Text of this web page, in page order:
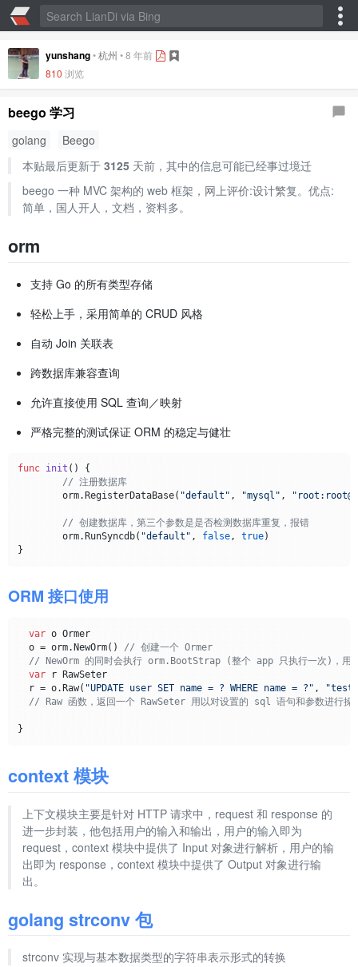
yunshang•杭州 •8 年前
810 浏览
beego 学习
golang
Beego
本贴最后更新于 3125天前，其中的信息可能已经事过境迁
beego 一种 MVC 架构的 web 框架，网上评价:设计繁复。优点:
简单，国人开人，文档，资料多。
orm
支持 Go 的所有类型存储
轻松上手，采用简单的 CRUD 风格
自动 Join 关联表
跨数据库兼容查询
允许直接使用 SQL 查询／映射
严格完整的测试保证 ORM 的稳定与健壮
func init ()
{
// 注册数据库
	orm.RegisterDataBase(
"default" , "mysql" ,
// 创建数据库，第三个参数是是否检测数据库重复，报错
	orm.RunSyncdb(
"default" , false, true)
ORM 接口使用
var o Ormer
  o = orm.NewOrm()
// 创建一个 Ormer
// NewOrm 的同时会执行 orm.BootStrap (整个 app 只执行一次)，用以
var r RawSeter
  r = o.Raw(
"UPDATE user SET name = ? WHERE name = ?" ,
// Raw 函数，返回一个 RawSeter 用以对设置的 sql 语句和参数进行操
context 模块
上下文模块主要是针对 HTTP 请求中，request 和 response 的
进一步封装，他包括用户的输入和输出，用户的输入即为
request，context 模块中提供了 Input 对象进行解析，用户的输
出即为 response，context 模块中提供了 Output 对象进行输
出。
golang strconv 包
strconv 实现与基本数据类型的字符串表示形式的转换